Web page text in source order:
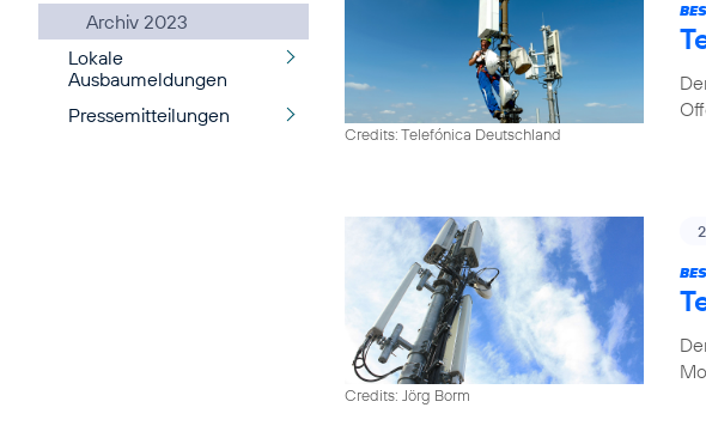
Archiv 2023
Lokale
Ausbaumeldungen
Pressemitteilungen
Credits: Telefónica Deutschland
Credits: Jörg Borm